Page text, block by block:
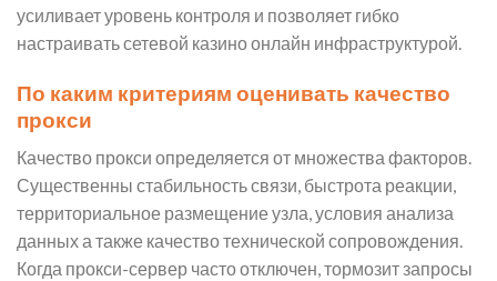
усиливает уровень контроля и позволяет гибко
настраивать сетевой казино онлайн инфраструктурой.
По каким критериям оценивать качество
прокси
Качество прокси определяется от множества факторов.
Существенны стабильность связи, быстрота реакции,
территориальное размещение узла, условия анализа
данных а также качество технической сопровождения.
Когда прокси-сервер часто отключен, тормозит запросы